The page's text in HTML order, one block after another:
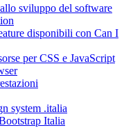
sviluppo del software
disponibili con Can I
per CSS e JavaScript
system .italia
Italia